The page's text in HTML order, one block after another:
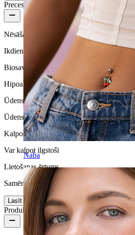
Naba
Preces kvalitāte
Nēsāšanas biežums
Ikdienas lietošana
Biosavietojamība
Hipoalerģiska
Ūdensizturība
Ūdensizturīga
Kalpošanas laiks
Var kalpot ilgstoši
Lietošanas ērtums
Samērā vienkārša
Lasīt vairāk
Produkta informācija